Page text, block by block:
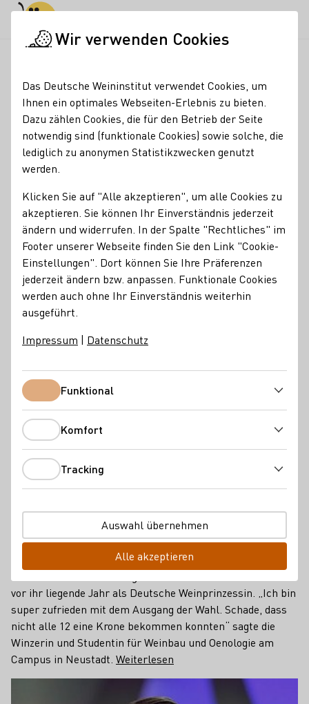
Weinmajestäten
2018/2019
WEINKÖNIGIN
Carolin Klöckner
Unter lautstarkem Jubel nahm Carolin Klöckner aus
Vaihingen an der Enz die Krone und zahlreiche
Glückwünsche entgegen. Überzeugend und kompetent
präsentierte sich die 23jährige Studentin der
Agrarwissenschaften bereits im Vorentscheid, charmant
und schlagfertig war ihr Auftreten im äußerst spannenden
Finale.Weiterlesen
Inga Storck
vor ihr liegende Jahr als Deutsche Weinprinzessin. „Ich bin
super zufrieden mit dem Ausgang der Wahl. Schade, dass
nicht alle 12 eine Krone bekommen konnten“ sagte die
Winzerin und Studentin für Weinbau und Oenologie am
Campus in Neustadt. Weiterlesen
Wir verwenden Cookies
Das Deutsche Weininstitut verwendet Cookies, um
Ihnen ein optimales Webseiten-Erlebnis zu bieten.
Dazu zählen Cookies, die für den Betrieb der Seite
notwendig sind (funktionale Cookies) sowie solche, die
lediglich zu anonymen Statistikzwecken genutzt
werden.
Klicken Sie auf "Alle akzeptieren", um alle Cookies zu
akzeptieren. Sie können Ihr Einverständnis jederzeit
ändern und widerrufen. In der Spalte "Rechtliches" im
Footer unserer Webseite finden Sie den Link "Cookie-
Einstellungen". Dort können Sie Ihre Präferenzen
jederzeit ändern bzw. anpassen. Funktionale Cookies
werden auch ohne Ihr Einverständnis weiterhin
ausgeführt.
Impressum | Datenschutz
FunktionalFunktional
Komfort
Tracking
Auswahl übernehmen
Alle akzeptieren